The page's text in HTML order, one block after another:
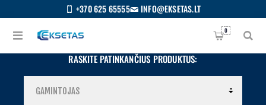
+370 625 65555 INFO@EKSETAS.LT
0
RASKITE PATINKANČIUS PRODUKTUS: